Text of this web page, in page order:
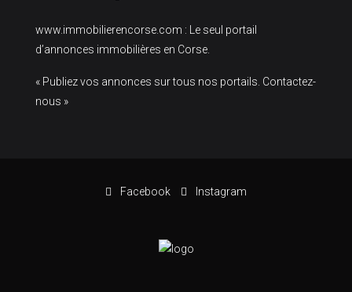
www.immobilierencorse.com : Le seul portail
d’annonces immobilières en Corse.
« Publiez vos annonces sur tous nos portails. Contactez-
nous »
Facebook Instagram